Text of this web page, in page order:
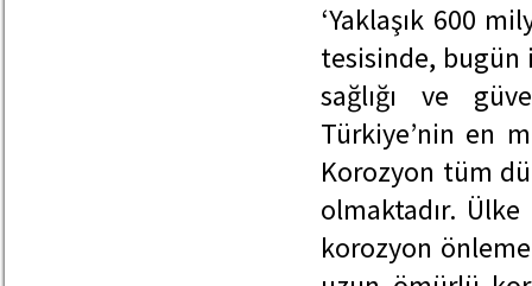
‘Yaklaşık 600
tesisinde, bugün
sağlığı ve
Türkiye’nin en
Korozyon tüm
olmaktadır.
korozyon